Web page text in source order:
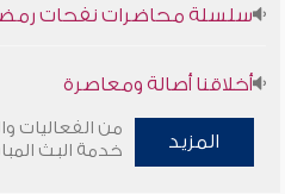
سلسلة محاضرات نفحات رمضانية
أخلاقنا أصالة ومعاصرة
وأمنهم من خوف 9
المزيد
من الفعاليات
خدمة البث